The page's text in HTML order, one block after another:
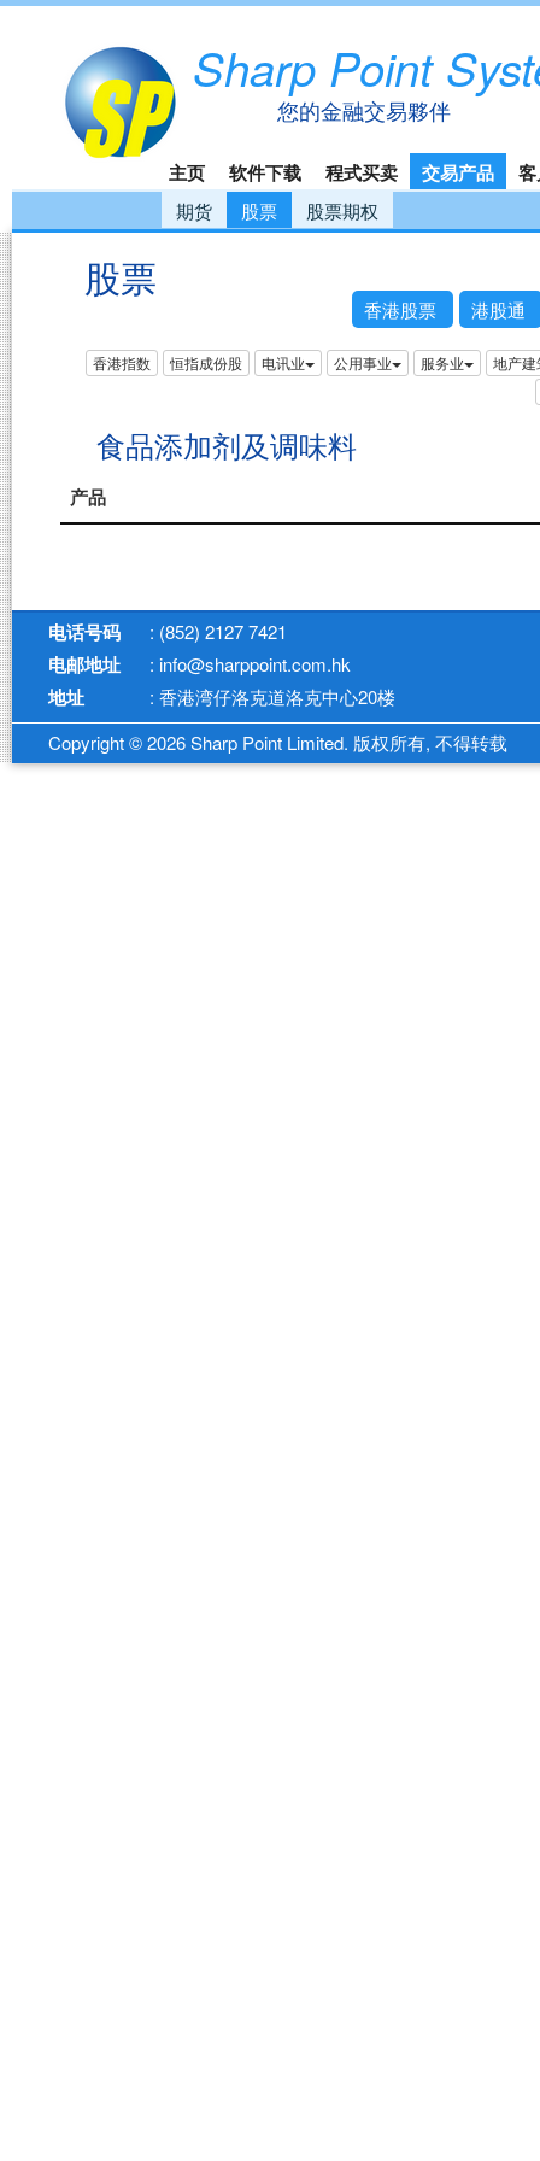
Sharp Point
您的金融交易夥伴
主页 软件下载 程式买卖 交易产品
期货 股票 股票期权
股票
香港股票 港股通
香港指数 恒指成份股 电讯业 公用事业 服务业 地产建
食品添加剂及调味料
产品
电话号码 : (852) 2127 7421
电邮地址 : info@sharppoint.com.hk
地址
: 香港湾仔洛克道洛克中心20楼
Copyright © 2026 Sharp Point Limited. 版权所有, 不得转载